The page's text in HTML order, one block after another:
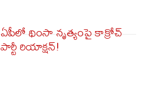
ఏపీలో థింసా నృత్యంపై కాక్రోచ్
పార్టీ రియాక్ష‌న్‌!